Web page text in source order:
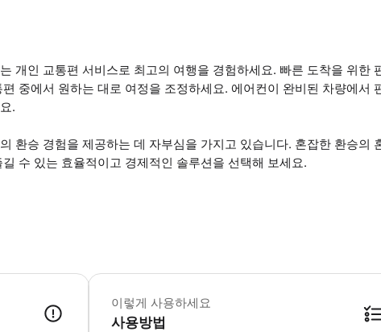
개인 교통편 서비스로 최고의 여행을 경험하세요. 빠른 도착을 위한
중에서 원하는 대로 여정을 조정하세요. 에어컨이 완비된 차량에서
.
환승 경험을 제공하는 데 자부심을 가지고 있습니다. 혼잡한 환승의
수 있는 효율적이고 경제적인 솔루션을 선택해 보세요.
* 소요시간 : 150분 (옵션에 따라 소요 시간이 다를 수 있으니,
이렇게 사용하세요
사용방법